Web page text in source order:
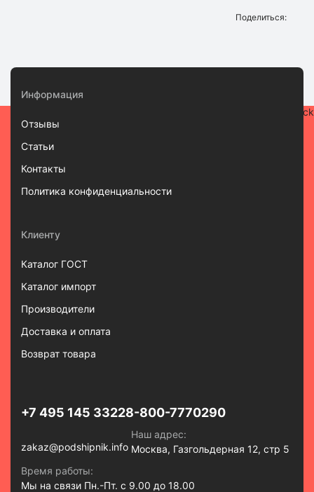
Поделиться:
Информация
Отзывы
Статьи
Контакты
Политика конфиденциальности
Клиенту
Каталог ГОСТ
Каталог импорт
Производители
Доставка и оплата
Возврат товара
+7 495 145 33228-800-7770290
zakaz@podshipnik.info
Наш адрес:
Москва, Газгольдерная 12, стр 5
Время работы:
Мы на связи Пн.-Пт. с 9.00 до 18.00